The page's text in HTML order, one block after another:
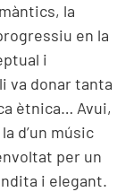
la
en la
i
va donar tanta
ètnica… Avui,
d’un músic
per un
i elegant.